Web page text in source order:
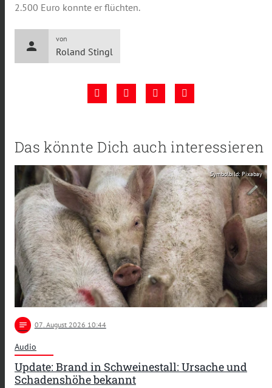
2.500 Euro konnte er flüchten.
person
von
Roland Stingl
Das könnte Dich auch interessieren
Symbolbild: Pixabay
notes 07. August 2026 10:44
Audio
Update: Brand in Schweinestall: Ursache und
Schadenshöhe bekannt